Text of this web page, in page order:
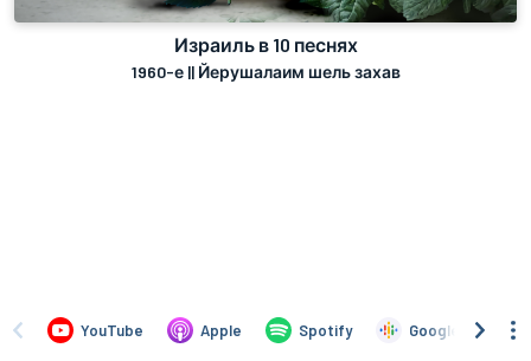
Израиль в 10 песнях
1960-е || Йерушалаим шель захав
YouTube Apple Spotify Google